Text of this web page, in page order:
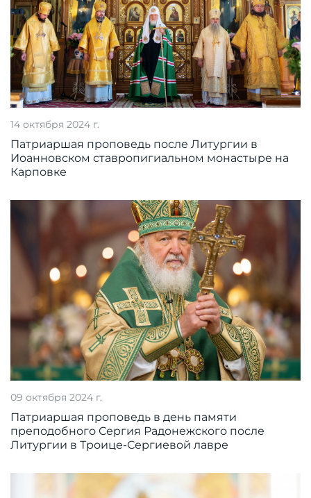
14 октября 2024 г.
Патриаршая проповедь после Литургии в
Иоанновском ставропигиальном монастыре на
Карповке
09 октября 2024 г.
Патриаршая проповедь в день памяти
преподобного Сергия Радонежского после
Литургии в Троице-Сергиевой лавре